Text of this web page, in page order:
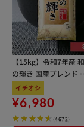
【15kg】令和7年産 和
の輝き 国産ブレンド 5
kg×3袋
イチオシ
¥6,980
(4672)